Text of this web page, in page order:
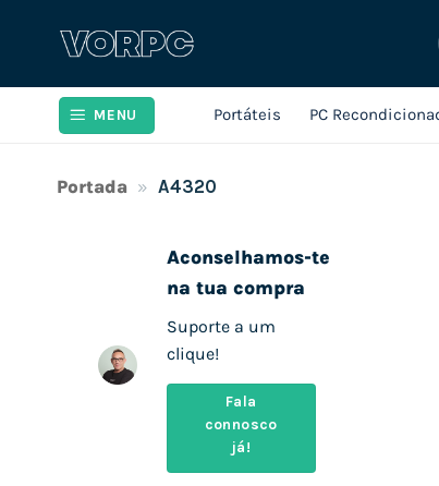
MENU Portáteis PC
Portada » A4320
Aconselhamos-te
na tua compra
Suporte a um
clique!
Fala
connosco
já!